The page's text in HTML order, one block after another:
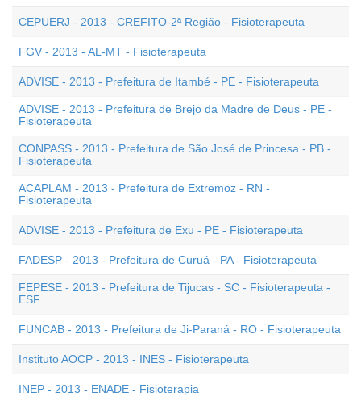
CEPUERJ - 2013 - CREFITO-2ª Região - Fisioterapeuta
FGV - 2013 - AL-MT - Fisioterapeuta
ADVISE - 2013 - Prefeitura de Itambé - PE - Fisioterapeuta
ADVISE - 2013 - Prefeitura de Brejo da Madre de Deus - PE -
Fisioterapeuta
CONPASS - 2013 - Prefeitura de São José de Princesa - PB -
Fisioterapeuta
ACAPLAM - 2013 - Prefeitura de Extremoz - RN -
Fisioterapeuta
ADVISE - 2013 - Prefeitura de Exu - PE - Fisioterapeuta
FADESP - 2013 - Prefeitura de Curuá - PA - Fisioterapeuta
FEPESE - 2013 - Prefeitura de Tijucas - SC - Fisioterapeuta -
ESF
FUNCAB - 2013 - Prefeitura de Ji-Paraná - RO - Fisioterapeuta
Instituto AOCP - 2013 - INES - Fisioterapeuta
INEP - 2013 - ENADE - Fisioterapia